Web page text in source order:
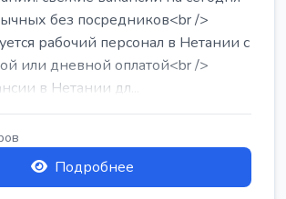
без посредников<br />
рабочий персонал в Нетании с
или дневной оплатой<br />
в Нетании дл...
Подробнее